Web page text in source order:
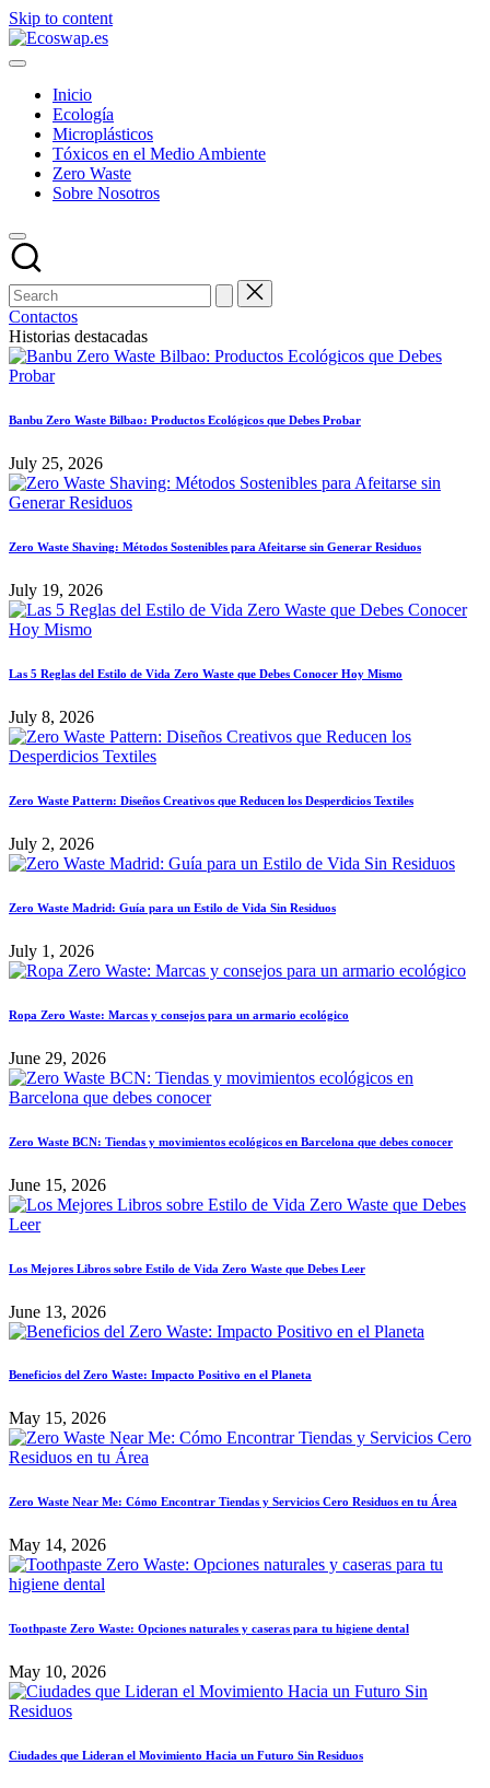
Skip to content
Inicio
Ecología
Microplásticos
Tóxicos en el Medio Ambiente
Zero Waste
Sobre Nosotros
Contactos
Historias destacadas
Banbu Zero Waste Bilbao: Productos Ecológicos que Debes Probar
July 25, 2026
Zero Waste Shaving: Métodos Sostenibles para Afeitarse sin Generar Residuos
July 19, 2026
Las 5 Reglas del Estilo de Vida Zero Waste que Debes Conocer Hoy Mismo
July 8, 2026
Zero Waste Pattern: Diseños Creativos que Reducen los Desperdicios Textiles
July 2, 2026
Zero Waste Madrid: Guía para un Estilo de Vida Sin Residuos
July 1, 2026
Ropa Zero Waste: Marcas y consejos para un armario ecológico
June 29, 2026
Zero Waste BCN: Tiendas y movimientos ecológicos en Barcelona que debes conocer
June 15, 2026
Los Mejores Libros sobre Estilo de Vida Zero Waste que Debes Leer
June 13, 2026
Beneficios del Zero Waste: Impacto Positivo en el Planeta
May 15, 2026
Zero Waste Near Me: Cómo Encontrar Tiendas y Servicios Cero Residuos en tu Área
May 14, 2026
Toothpaste Zero Waste: Opciones naturales y caseras para tu higiene dental
May 10, 2026
Ciudades que Lideran el Movimiento Hacia un Futuro Sin Residuos